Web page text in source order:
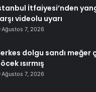
İtfaiyesi’nden
videolu uyarı
Ağustos 7, 2026
dolgu sandı meğer
ısırmış
Ağustos 7, 2026